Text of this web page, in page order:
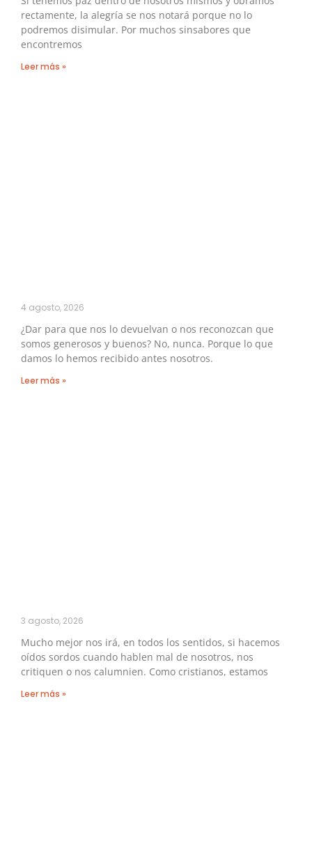
rectamente, la alegría se nos notará porque no lo
podremos disimular. Por muchos sinsabores que
encontremos
Leer más »
4 agosto, 2026
¿Dar para que nos lo devuelvan o nos reconozcan que
somos generosos y buenos? No, nunca. Porque lo que
damos lo hemos recibido antes nosotros.
Leer más »
3 agosto, 2026
Mucho mejor nos irá, en todos los sentidos, si hacemos
oídos sordos cuando hablen mal de nosotros, nos
critiquen o nos calumnien. Como cristianos, estamos
Leer más »